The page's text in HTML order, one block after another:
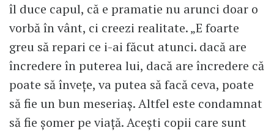
îl duce capul, că e pramatie nu arunci doar o
vorbă în vânt, ci creezi realitate. „E foarte
greu să repari ce i-ai făcut atunci. dacă are
încredere în puterea lui, dacă are încredere că
poate să învețe, va putea să facă ceva, poate
să fie un bun meseriaș. Altfel este condamnat
să fie șomer pe viață. Acești copii care sunt